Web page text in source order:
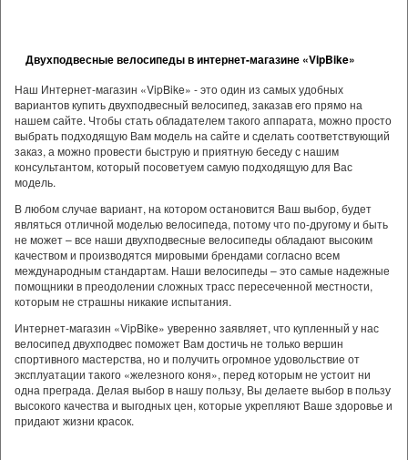
Двухподвесные велосипеды в интернет-магазине «VipBike»
Наш Интернет-магазин «VipBike» - это один из самых удобных
вариантов купить двухподвесный велосипед, заказав его прямо на
нашем сайте. Чтобы стать обладателем такого аппарата, можно просто
выбрать подходящую Вам модель на сайте и сделать соответствующий
заказ, а можно провести быструю и приятную беседу с нашим
консультантом, который посоветуем самую подходящую для Вас
модель.
В любом случае вариант, на котором остановится Ваш выбор, будет
являться отличной моделью велосипеда, потому что по-другому и быть
не может – все наши двухподвесные велосипеды обладают высоким
качеством и производятся мировыми брендами согласно всем
международным стандартам. Наши велосипеды – это самые надежные
помощники в преодолении сложных трасс пересеченной местности,
которым не страшны никакие испытания.
Интернет-магазин «VipBike» уверенно заявляет, что купленный у нас
велосипед двухподвес поможет Вам достичь не только вершин
спортивного мастерства, но и получить огромное удовольствие от
эксплуатации такого «железного коня», перед которым не устоит ни
одна преграда. Делая выбор в нашу пользу, Вы делаете выбор в пользу
высокого качества и выгодных цен, которые укрепляют Ваше здоровье и
придают жизни красок.